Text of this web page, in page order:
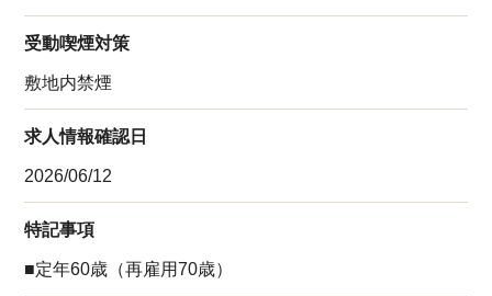
受動喫煙対策
敷地内禁煙
求人情報確認日
2026/06/12
特記事項
■定年60歳（再雇用70歳）